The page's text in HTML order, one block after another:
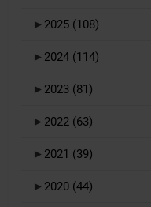
► 2025 (108)
► 2024 (114)
► 2023 (81)
► 2022 (63)
► 2021 (39)
► 2020 (44)